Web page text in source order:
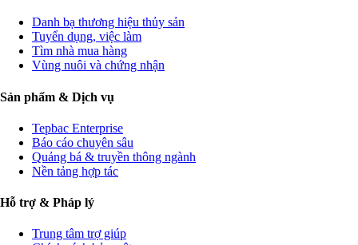
Danh bạ thương hiệu thủy sản
Tuyển dụng, việc làm
Tìm nhà mua hàng
Vùng nuôi và chứng nhận
Sản phẩm & Dịch vụ
Tepbac Enterprise
Báo cáo chuyên sâu
Quảng bá & truyền thông ngành
Nền tảng hợp tác
Hỗ trợ & Pháp lý
Trung tâm trợ giúp